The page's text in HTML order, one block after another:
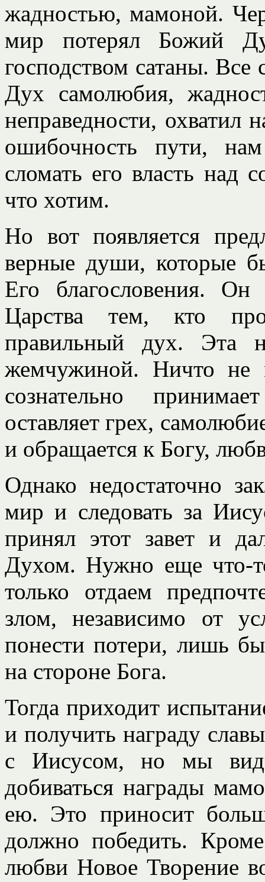
жадностью, мамоной.
мир потерял Божий
господством сатаны. Все
Дух самолюбия,
неправедности,
ошибочность пути,
сломать его власть
что хотим.
Но вот появляется
верные души, которые
Его благословения. Он
Царства тем, кто
правильный дух. Эта
жемчужиной. Ничто не
сознательно
оставляет грех,
и обращается к Богу,
Однако недостаточно
мир и следовать за
принял этот завет и
Духом. Нужно еще что-
только отдаем
злом, независимо от
понести потери, лишь
на стороне Бога.
Тогда приходит
и получить награду
с Иисусом, но мы
добиваться награды
ею. Это приносит
должно победить.
любви Новое Творение